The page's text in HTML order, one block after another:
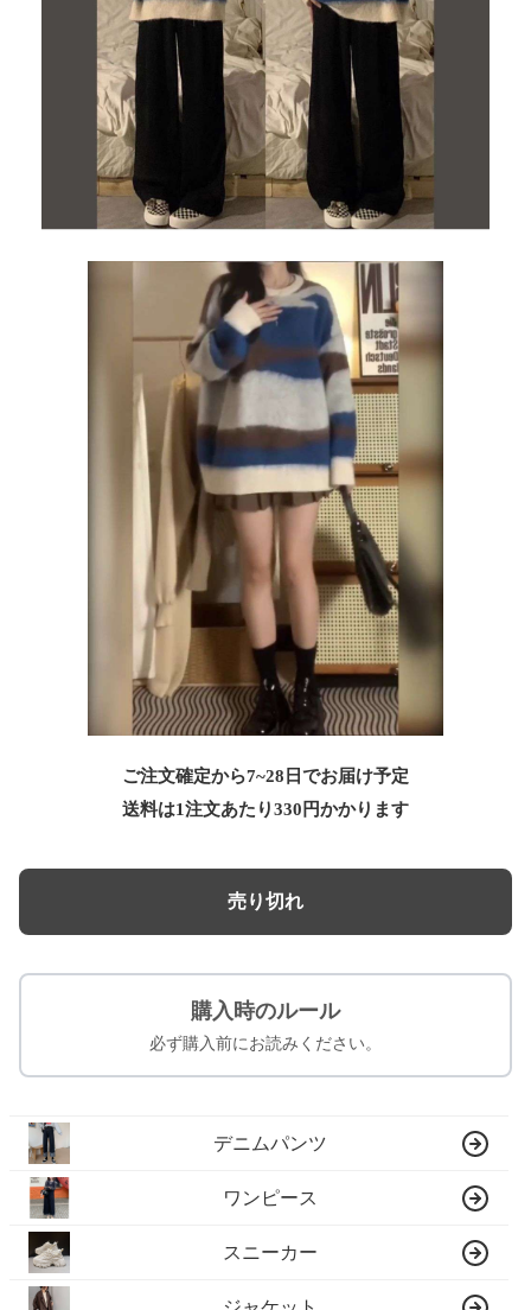
ご注文確定から7~28日でお届け予定
送料は1注文あたり330 円かかります
売り切れ
購入時のルール
必ず購入前にお読みください。
デニムパンツ
ワンピース
スニーカー